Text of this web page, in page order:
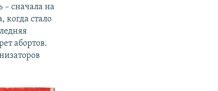
– сначала на
когда стало
абортов.